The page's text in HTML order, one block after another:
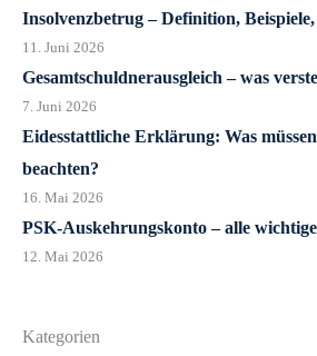
Insolvenzbetrug – Definition,
11. Juni 2026
Gesamtschuldnerausgleich – was
7. Juni 2026
Eidesstattliche Erklärung: Was
beachten?
16. Mai 2026
PSK-Auskehrungskonto – alle
12. Mai 2026
Kategorien